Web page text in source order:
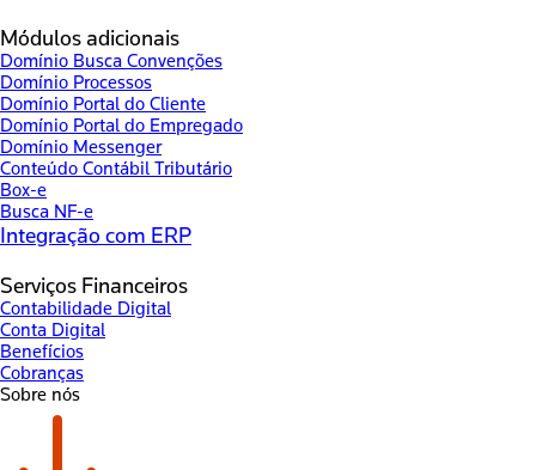
Módulos adicionais
Domínio Busca Convenções
Domínio Processos
Domínio Portal do Cliente
Domínio Portal do Empregado
Domínio Messenger
Conteúdo Contábil Tributário
Box-e
Busca NF-e
Integração com ERP
Serviços Financeiros
Contabilidade Digital
Conta Digital
Benefícios
Cobranças
Sobre nós